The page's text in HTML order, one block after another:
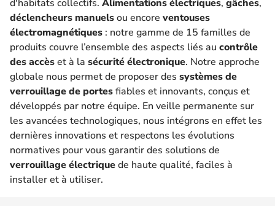
d'habitats collectifs. Alimentations électriques, gâches,
déclencheurs manuelsou encore ventouses
électromagnétiques : notre gamme de 15 familles de
produits couvre l’ensemble des aspects liés au contrôle
des accèset à la sécurité électronique. Notre approche
globale nous permet de proposer des systèmes de
verrouillage de portesfiables et innovants, conçus et
développés par notre équipe. En veille permanente sur
les avancées technologiques, nous intégrons en effet les
dernières innovations et respectons les évolutions
normatives pour vous garantir des solutions de
verrouillage électriquede haute qualité, faciles à
installer et à utiliser.